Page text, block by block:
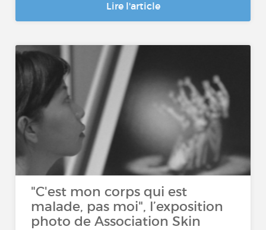
Lire l'article
"C'est mon corps qui est
malade, pas moi", l’exposition
photo de Association Skin